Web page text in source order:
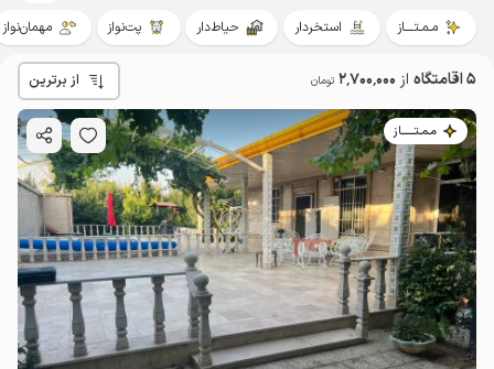
مـمـتــــاز استخردار حیاط‌دار پت‌نواز مهمان‌نواز
5 اقامتگاه از 2٬700٬000 تومان از برترین
مـمـتــــــاز